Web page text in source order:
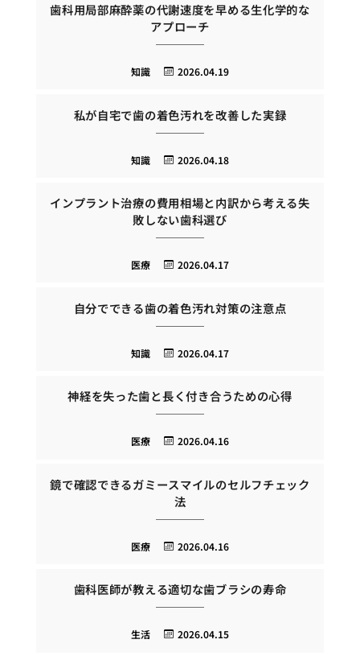
歯科用局部麻酔薬の代謝速度を早める生化学的な
アプローチ
2026.04.19
知識
私が自宅で歯の着色汚れを改善した実録
2026.04.18
知識
インプラント治療の費用相場と内訳から考える失
敗しない歯科選び
2026.04.17
医療
自分でできる歯の着色汚れ対策の注意点
2026.04.17
知識
神経を失った歯と長く付き合うための心得
2026.04.16
医療
鏡で確認できるガミースマイルのセルフチェック
法
2026.04.16
医療
歯科医師が教える適切な歯ブラシの寿命
2026.04.15
生活